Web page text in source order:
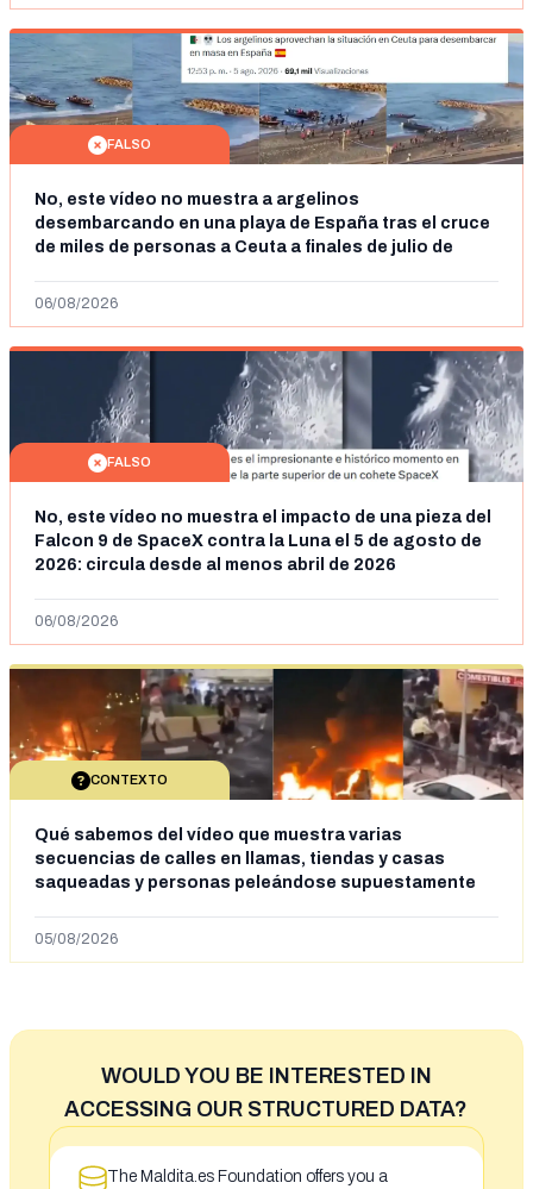
FALSO
No, este vídeo no muestra a argelinos
desembarcando en una playa de España tras el cruce
de miles de personas a Ceuta a finales de julio de
06/08/2026
FALSO
No, este vídeo no muestra el impacto de una pieza del
Falcon 9 de SpaceX contra la Luna el 5 de agosto de
2026: circula desde al menos abril de 2026
06/08/2026
CONTEXTO
Qué sabemos del vídeo que muestra varias
secuencias de calles en llamas, tiendas y casas
saqueadas y personas peleándose supuestamente
situación irregular a Ceuta
05/08/2026
WOULD YOU BE INTERESTED IN
ACCESSING OUR STRUCTURED DATA?
The Maldita.es Foundation offers you a